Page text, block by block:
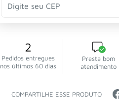
2
Pedidos entregues
nos últimos 60 dias
Presta bom
atendimento
COMPARTILHE ESSE PRODUTO